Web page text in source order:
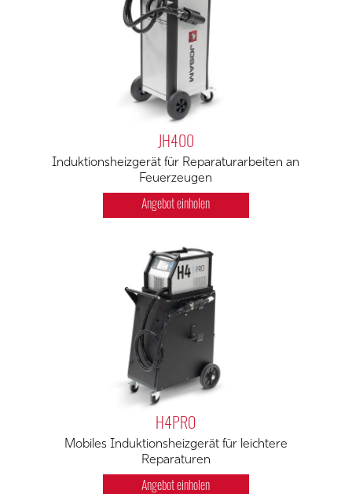
JH400
Induktionsheizgerät für Reparaturarbeiten an
Feuerzeugen
Angebot einholen
H4PRO
Mobiles Induktionsheizgerät für leichtere
Reparaturen
Angebot einholen